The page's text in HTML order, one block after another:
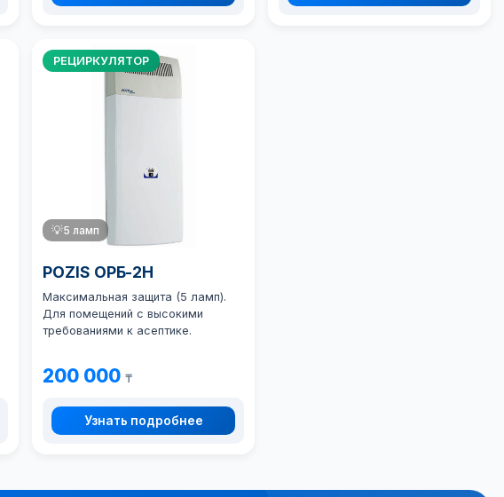
РЕЦИРКУЛЯТОР
💡5 ламп
POZIS ОРБ-2Н
Максимальная защита (5 ламп).
Для помещений с высокими
требованиями к асептике.
200 000₸
Узнать подробнее